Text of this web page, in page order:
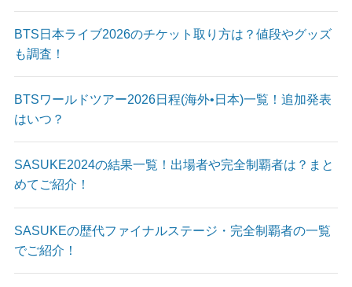
BTS日本ライブ2026のチケット取り方は？値段やグッズ
も調査！
BTSワールドツアー2026日程(海外•日本)一覧！追加発表
はいつ？
SASUKE2024の結果一覧！出場者や完全制覇者は？まと
めてご紹介！
SASUKEの歴代ファイナルステージ・完全制覇者の一覧
でご紹介！